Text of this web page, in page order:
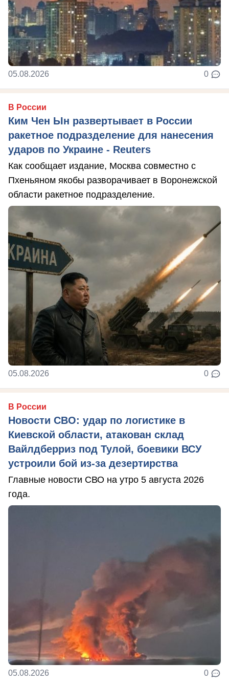
05.08.2026 0
В России
Ким Чен Ын развертывает в России
ракетное подразделение для нанесения
ударов по Украине - Reuters
Как сообщает издание, Москва совместно с
Пхеньяном якобы разворачивает в Воронежской
области ракетное подразделение.
05.08.2026 0
В России
Новости СВО: удар по логистике в
Киевской области, атакован склад
Вайлдберриз под Тулой, боевики ВСУ
устроили бой из-за дезертирства
Главные новости СВО на утро 5 августа 2026
года.
05.08.2026 0